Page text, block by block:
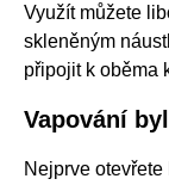
Využít můžete
skleněným
připojit k oběma
Vapování
Nejprve